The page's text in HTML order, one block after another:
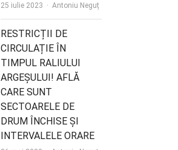
25 iulie 2023 Author
Antoniu Neguț
RESTRICȚII DE
CIRCULAȚIE ÎN
TIMPUL RALIULUI
ARGEȘULUI! AFLĂ
CARE SUNT
SECTOARELE DE
DRUM ÎNCHISE ȘI
INTERVALELE ORARE